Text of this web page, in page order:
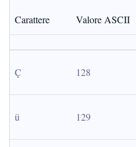
Carattere Valore ASCII
Ç 128
ü 129